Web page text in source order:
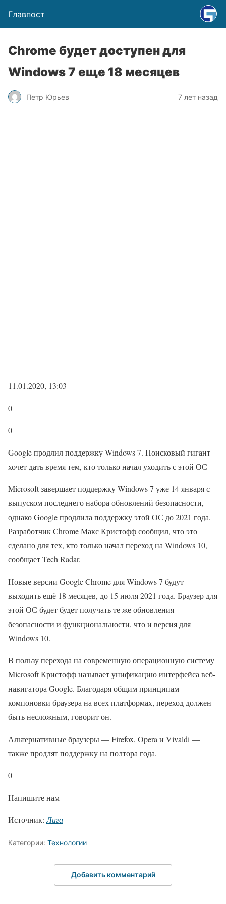
Главпост
Chrome будет доступен для
Windows 7 еще 18 месяцев
Петр Юрьев 7 лет назад
11.01.2020, 13:03
0
0
Google продлил поддержку Windows 7. Поисковый гигант
хочет дать время тем, кто только начал уходить с этой ОС
Microsoft завершает поддержку Windows 7 уже 14 января с
выпуском последнего набора обновлений безопасности,
однако Google продлила поддержку этой ОС до 2021 года.
Разработчик Chrome Макс Кристофф сообщил, что это
сделано для тех, кто только начал переход на Windows 10,
сообщает Tech Radar.
Новые версии Google Chrome для Windows 7 будут
выходить ещё 18 месяцев, до 15 июля 2021 года. Браузер для
этой ОС будет будет получать те же обновления
безопасности и функциональности, что и версия для
Windows 10.
В пользу перехода на современную операционную систему
Microsoft Кристофф называет унификацию интерфейса веб-
навигатора Google. Благодаря общим принципам
компоновки браузера на всех платформах, переход должен
быть несложным, говорит он.
Альтернативные браузеры — Firefox, Opera и Vivaldi —
также продлят поддержку на полтора года.
0
Напишите нам
Источник:Лига
Категории: Технологии
Добавить комментарий